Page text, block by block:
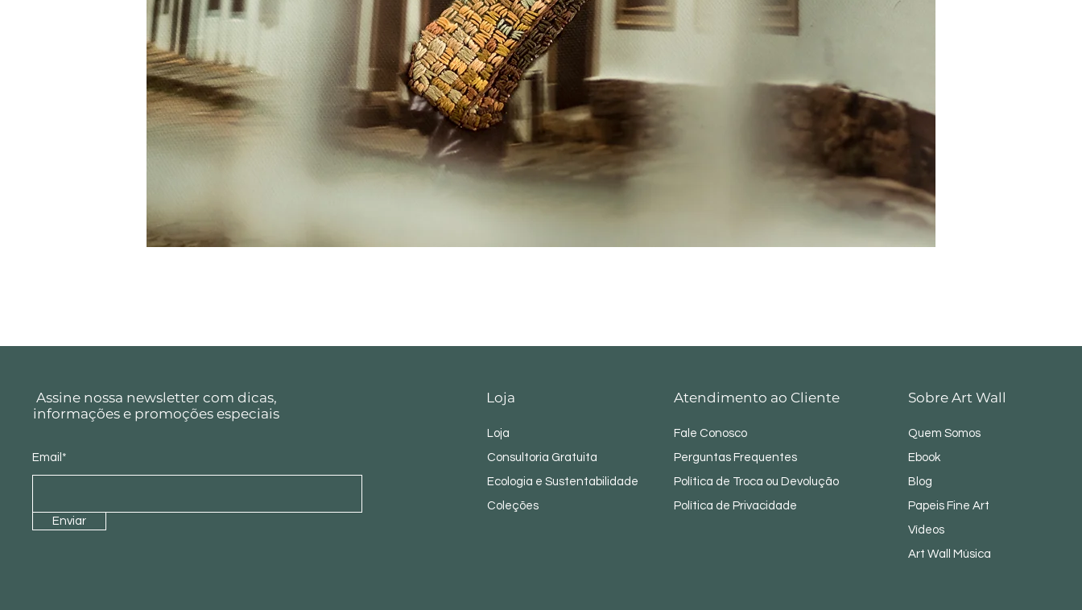
Assine nossa newsletter com dicas,
informações e promoções especiais
Email*
Enviar
Loja
Consultoria Gratuita
Ecologia e Sustentabilidade
Coleções
Atendimento ao Cliente
Fale Conosco
Perguntas Frequentes
Política de Troca ou Devolução
Política de Privacidade
Sobre Art Wall
Quem Somos
Ebook
Blog
Papeis Fine Art
Vídeos
Art Wall Música
Loja